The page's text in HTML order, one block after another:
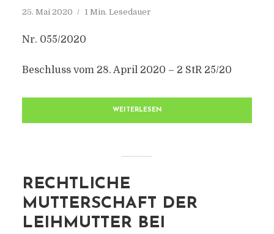
25. Mai 2020 1 Min. Lesedauer
Nr. 055/2020
Beschluss vom 28. April 2020 – 2 StR 25/20
WEITERLESEN
RECHTLICHE
MUTTERSCHAFT DER
LEIHMUTTER BEI